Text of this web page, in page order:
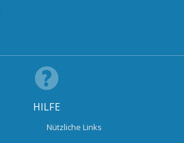
HILFE
Nützliche Links